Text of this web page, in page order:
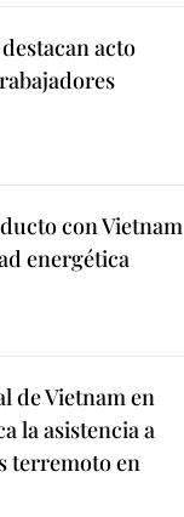
acto
con Vietnam
energética
de Vietnam en
la asistencia a
terremoto en